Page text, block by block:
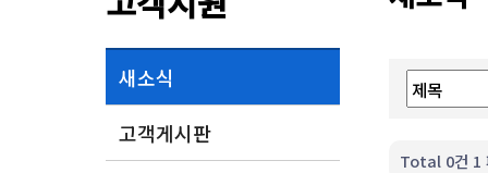
새소식
고객게시판
Total 0건 1